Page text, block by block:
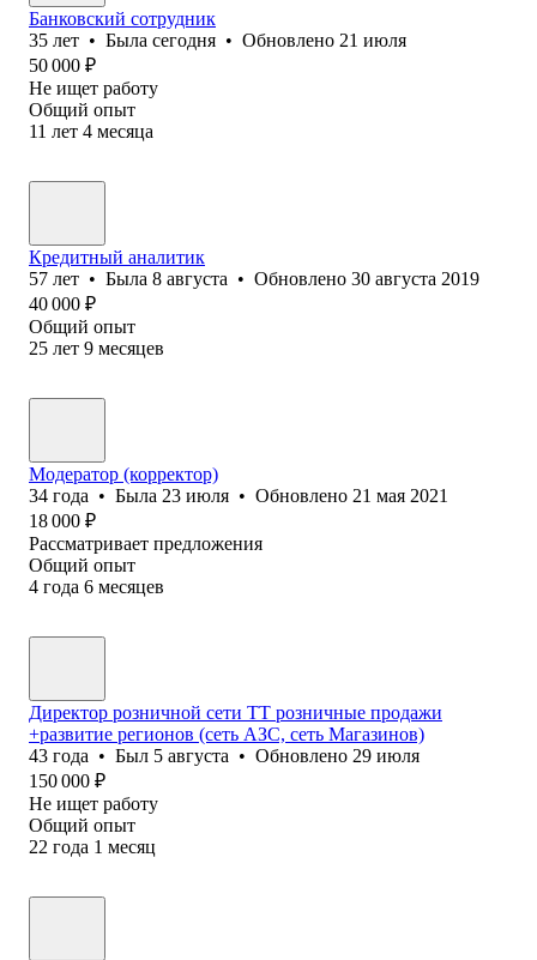
Банковский сотрудник
35 лет • Была сегодня • Обновлено 21 июля
50 000 ₽
Не ищет работу
Общий опыт
11 лет 4 месяца
Кредитный аналитик
57 лет • Была 8 августа • Обновлено 30 августа 2019
40 000 ₽
Общий опыт
25 лет 9 месяцев
Модератор (корректор)
34 года • Была 23 июля • Обновлено 21 мая 2021
18 000 ₽
Рассматривает предложения
Общий опыт
4 года 6 месяцев
Директор розничной сети ТТ розничные продажи
+развитие регионов (сеть АЗС, сеть Магазинов)
43 года • Был 5 августа • Обновлено 29 июля
150 000 ₽
Не ищет работу
Общий опыт
22 года 1 месяц